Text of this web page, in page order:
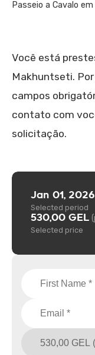
Passeio a Cavalo
Você está
Makhuntseti.
campos
contato com
solicitação.
Jan 01, 2026
Selected period
530,00 GEL
Selected price